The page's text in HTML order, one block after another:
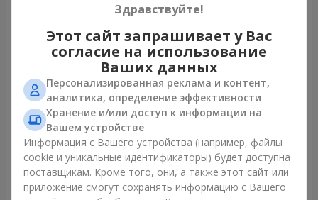
Только что доставили
Гигантский бежевый мишка и 25 красных роз
Здравствуйте!
Этот сайт запрашивает у Вас
согласие на использование
Ваших данных
Персонализированная реклама и контент,
аналитика, определение эффективности
Хранение и/или доступ к информации на
Вашем устройстве
Информация с Вашего устройства (например, файлы
cookie и уникальные идентификаторы) будет доступна
поставщикам. Кроме того, они, а также этот сайт или
приложение смогут сохранять информацию с Вашего